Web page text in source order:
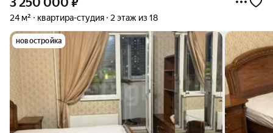
24 м² квартира-студия 2 этаж из 18
новостройка